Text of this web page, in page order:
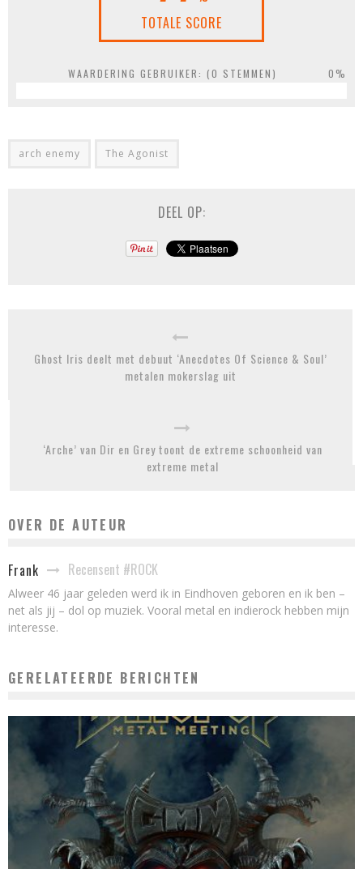
TOTALE SCORE
WAARDERING GEBRUIKER: (0 STEMMEN) 0%
arch enemy The Agonist
DEEL OP:
Ghost Iris deelt met debuut ‘Anecdotes Of Science & Soul’
metalen mokerslag uit
‘Arche’ van Dir en Grey toont de extreme schoonheid van
extreme metal
OVER DE AUTEUR
Frank Recensent #ROCK
Alweer 46 jaar geleden werd ik in Eindhoven geboren en ik ben –
net als jij – dol op muziek. Vooral metal en indierock hebben mijn
interesse.
GERELATEERDE BERICHTEN